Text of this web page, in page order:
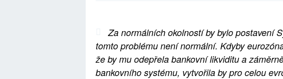
Za normálních okolností by bylo postavení
tomto problému není normální. Kdyby
že by mu odepřela bankovní likviditu a
bankovního systému, vytvořila by pro celou